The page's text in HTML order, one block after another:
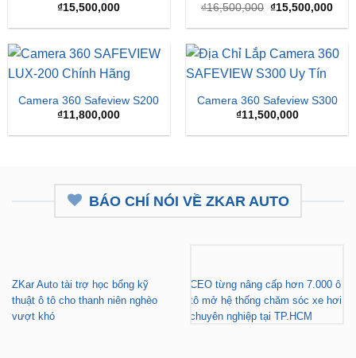
₫15,500,000 ₫16,500,000 Giá
là:
₫15,500,000Giá
tại
Camera 360 Safeview S200
₫11,800,000
Camera 360 Safeview S300
₫11,500,000
BÁO CHÍ NÓI VỀ ZKAR AUTO
ZKar Auto tài trợ học bổng kỹ
thuật ô tô cho thanh niên nghèo
vượt khó
CEO từng nâng cấp hơn 7.000 ô
tô mở hệ thống chăm sóc xe hơi
chuyên nghiệp tại TP.HCM